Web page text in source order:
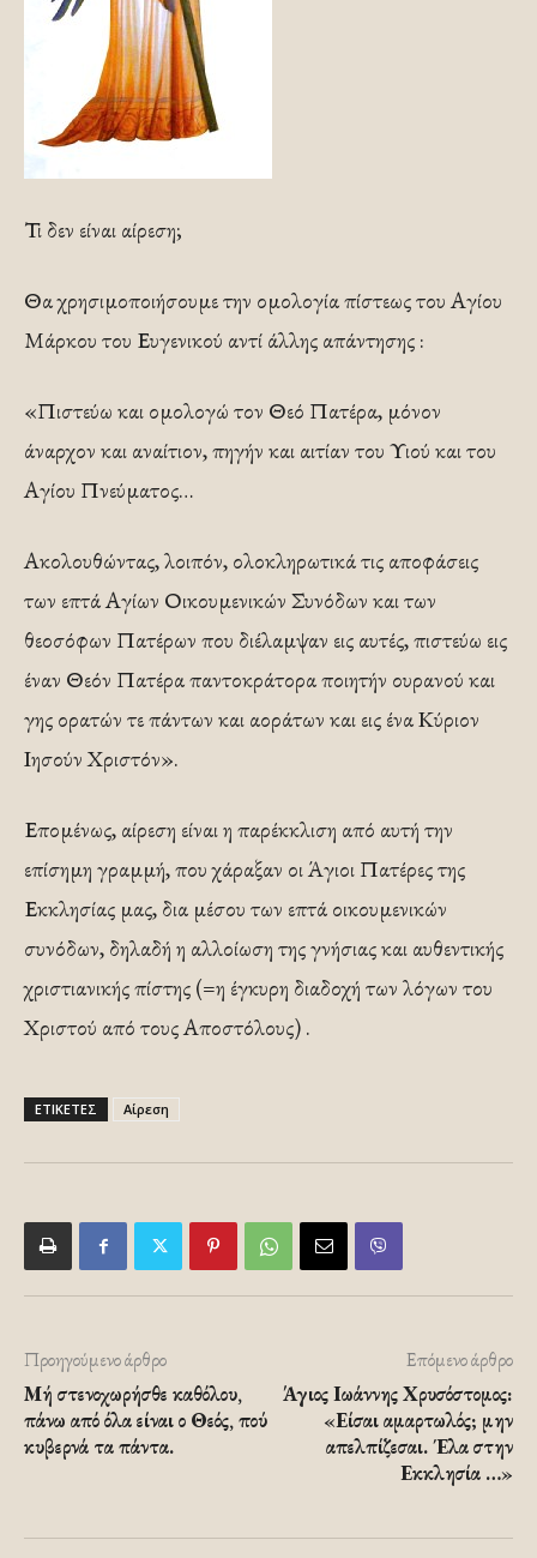
Τι δεν είναι αίρεση;
Θα χρησιμοποιήσουμε την ομολογία πίστεως του Αγίου
Μάρκου του Ευγενικού αντί άλλης απάντησης :
«Πιστεύω και ομολογώ τον Θεό Πατέρα, μόνον
άναρχον και αναίτιον, πηγήν και αιτίαν του Υιού και του
Αγίου Πνεύματος…
Ακολουθώντας, λοιπόν, ολοκληρωτικά τις αποφάσεις
των επτά Αγίων Οικουμενικών Συνόδων και των
θεοσόφων Πατέρων που διέλαμψαν εις αυτές, πιστεύω εις
έναν Θεόν Πατέρα παντοκράτορα ποιητήν ουρανού και
γης ορατών τε πάντων και αοράτων και εις ένα Κύριον
Ιησούν Χριστόν».
Επομένως, αίρεση είναι η παρέκκλιση από αυτή την
επίσημη γραμμή, που χάραξαν οι Άγιοι Πατέρες της
Εκκλησίας μας, δια μέσου των επτά οικουμενικών
συνόδων, δηλαδή η αλλοίωση της γνήσιας και αυθεντικής
χριστιανικής πίστης (=η έγκυρη διαδοχή των λόγων του
Χριστού από τους Αποστόλους) .
ΕΤΙΚΕΤΕΣ Αίρεση
Προηγούμενο άρθρο
Μή στενοχωρήσθε καθόλου,
πάνω από όλα είναι ο Θεός, πού
κυβερνά τα πάντα.
Επόμενο άρθρο
Άγιος Ιωάννης Χρυσόστομος:
«Είσαι αμαρτωλός; μην
απελπίζεσαι. Έλα στην
Εκκλησία …»